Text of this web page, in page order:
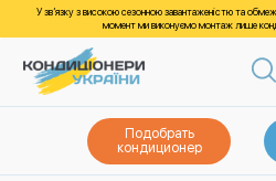
У зв’язку з високою сезонною завантаженістю та
момент ми виконуємо монтаж лише
Подобрать
кондиционер